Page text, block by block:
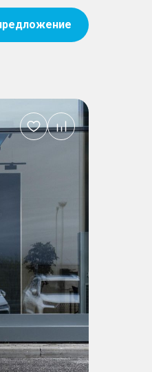
Добавить
в